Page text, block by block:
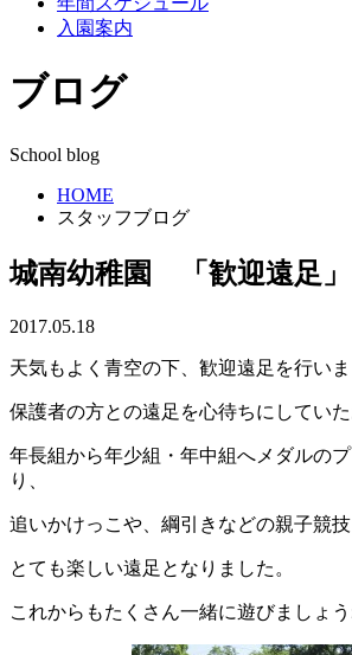
入園案内
ブログ
School blog
HOME
スタッフブログ
城南幼稚園 「歓迎遠足」
2017.05.18
天気もよく青空の下、歓迎遠足を行いま
保護者の方との遠足を心待ちにしていた
年長組から年少組・年中組へメダルの
り、
追いかけっこや、綱引きなどの親子競技
とても楽しい遠足となりました。
これからもたくさん一緒に遊びましょう